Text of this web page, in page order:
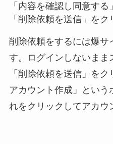
「内容を確認し同意する
「削除依頼を送信」をク
削除依頼をするには爆サ
す。ログインしないまま
「削除依頼を送信」を
アカウント作成」という
れをクリックしてアカウ